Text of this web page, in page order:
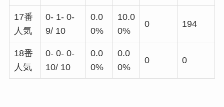
17番
人気
0- 1- 0-
9/ 10
0.0
0%
10.0
0%
0 194
18番
人気
0- 0- 0-
10/ 10
0.0
0%
0.0
0%
0 0